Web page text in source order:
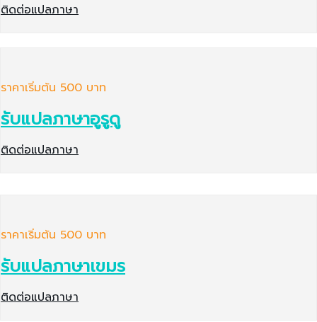
ติดต่อแปลภาษา
ราคาเริ่มต้น 500 บาท
รับแปลภาษาอูรูดู
ติดต่อแปลภาษา
ราคาเริ่มต้น 500 บาท
รับแปลภาษาเขมร
ติดต่อแปลภาษา